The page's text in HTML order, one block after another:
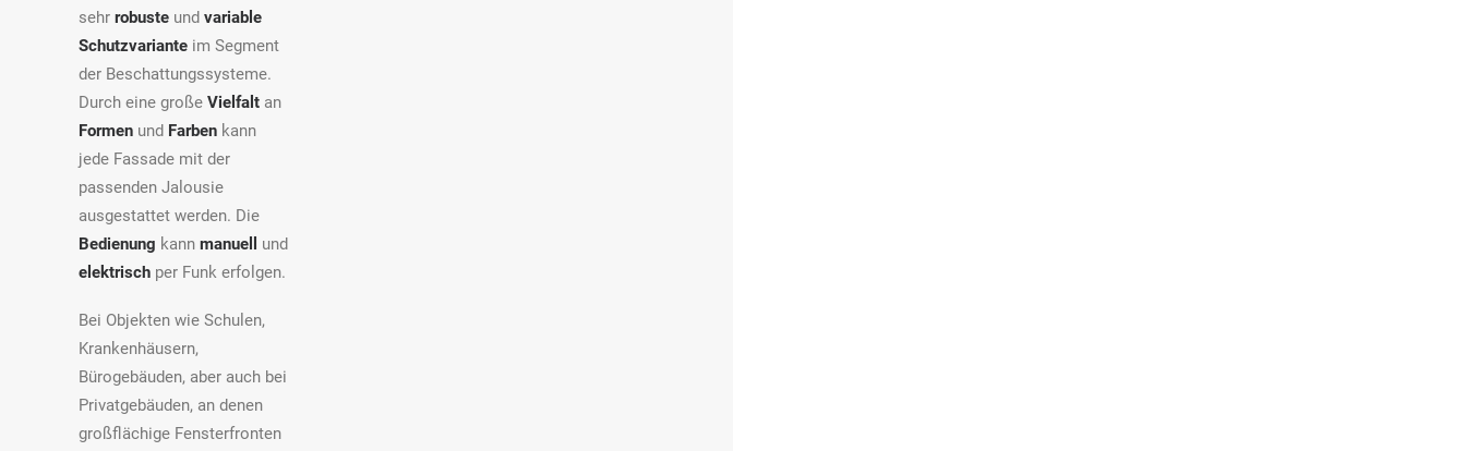
sehr robuste und variable
Schutzvariante im Segment
der Beschattungssysteme.
Durch eine große Vielfalt an
Formen und Farben kann
jede Fassade mit der
passenden Jalousie
ausgestattet werden. Die
Bedienung kann manuell
und
elektrisch per Funk erfolgen.
Bei Objekten wie Schulen,
Krankenhäusern,
Bürogebäuden, aber auch bei
Privatgebäuden, an denen
großflächige Fensterfronten